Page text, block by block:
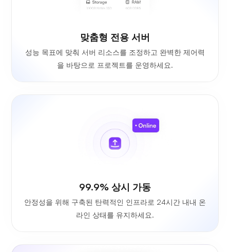
맞춤형 전용 서버
성능 목표에 맞춰 서버 리소스를 조정하고 완벽한 제어력
을 바탕으로 프로젝트를 운영하세요.
99.9% 상시 가동
안정성을 위해 구축된 탄력적인 인프라로 24시간 내내 온
라인 상태를 유지하세요.